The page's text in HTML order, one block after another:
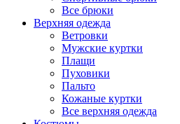
Все брюки
Верхняя одежда
Ветровки
Мужские куртки
Плащи
Пуховики
Пальто
Кожаные куртки
Все верхняя одежда